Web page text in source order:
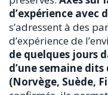
d’expérience avec
s’adressent à des
d’expérience de
de quelques jours
d’une semaine
(Norvège, Suède,